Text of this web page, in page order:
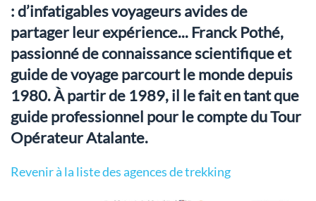
: d’infatigables voyageurs avides de
partager leur expérience... Franck Pothé,
passionné de connaissance scientifique et
guide de voyage parcourt le monde depuis
1980. À partir de 1989, il le fait en tant que
guide professionnel pour le compte du Tour
Opérateur Atalante.
Revenir à la liste des agences de trekking